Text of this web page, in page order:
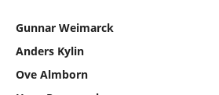
Gunnar Weimarck
Anders Kylin
Ove Almborn